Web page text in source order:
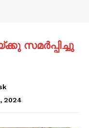
സമർപ്പിച്ചു
2024